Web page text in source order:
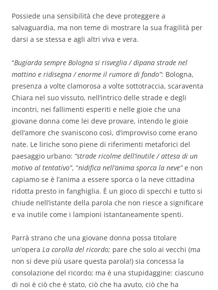
Possiede una sensibilità che deve proteggere a
salvaguardia, ma non teme di mostrare la sua fragilità per
darsi a se stessa e agli altri viva e vera.
“Bugiarda sempre Bologna si risveglia / dipana strade nel
mattino e ridisegna / enorme il rumore di fondo”: Bologna,
presenza a volte clamorosa a volte sottotraccia, scaraventa
Chiara nel suo vissuto, nell’intrico delle strade e degli
incontri, nei fallimenti esperiti e nelle gioie che una
giovane donna come lei deve provare, intendo le gioie
dell’amore che svaniscono così, d’improvviso come erano
nate. Le liriche sono piene di riferimenti metaforici del
paesaggio urbano: “strade ricolme dell’inutile / attesa di un
motivo al tentativo”, “nidifica nell’anima sporca la neve”e non
capiamo se è l’anima a essere sporca o la neve cittadina
ridotta presto in fanghiglia. È un gioco di specchi e tutto si
chiude nell’istante della parola che non riesce a significare
e va inutile come i lampioni istantaneamente spenti.
Parrà strano che una giovane donna possa titolare
un’opera La corolla del ricordo; pare che solo ai vecchi (ma
non si deve più usare questa parola!) sia concessa la
consolazione del ricordo; ma è una stupidaggine: ciascuno
di noi è ciò che è stato, ciò che ha avuto, ciò che ha